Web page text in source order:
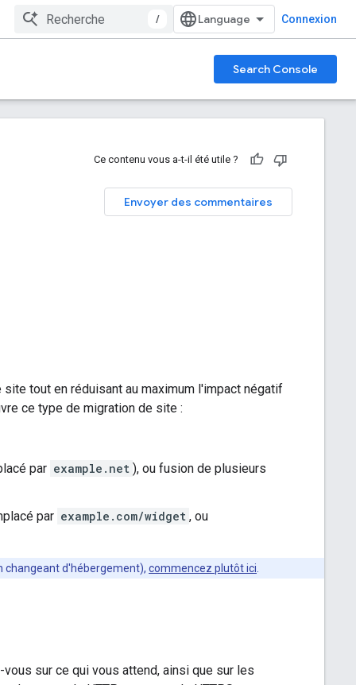
/ Connexion
Search Console
Ce contenu vous a-t-il été utile ?
Envoyer des commentaires
tout en réduisant au maximum l'impact négatif
ce type de migration de site :
par example.net ), ou fusion de plusieurs
par example.com/widget , ou
changeant d'hébergement), commencez plutôt ici
vous sur ce qui vous attend, ainsi que sur les